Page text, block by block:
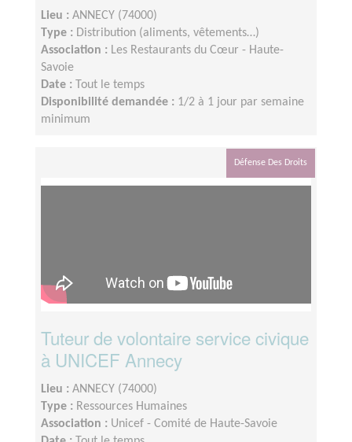
Lieu : ANNECY (74000)
Type : Distribution (aliments, vêtements…)
Association : Les Restaurants du Cœur - Haute-
Savoie
Date :
Tout le temps
Disponibilité demandée : 1/2 à 1 jour par semaine
minimum
Défense Des Droits
Tuteur de volontaire service civique
à UNICEF Annecy
Lieu : ANNECY (74000)
Type : Ressources Humaines
Association : Unicef - Comité de Haute-Savoie